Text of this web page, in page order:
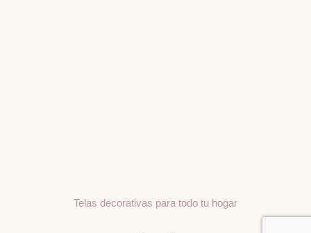
Telas decorativas para todo tu hogar